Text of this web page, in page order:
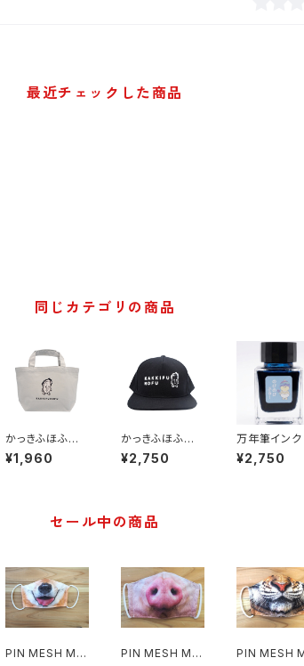
最近チェックした商品
同じカテゴリの商品
かっきふほふ ト
ートバッグ
¥1,960
かっきふほふ
キャップ
¥2,750
万年筆インク
びのびぶる
くわいえっと
¥2,750
セール中の商品
PIN MESH MA
PIN MESH MA
PIN MESH